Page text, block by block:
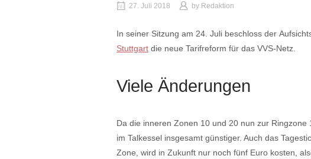
27. Juli 2018 by Redaktion
In seiner Sitzung am 24. Juli beschloss der
Stuttgart die neue Tarifreform für das VVS-Netz.
Viele Änderungen
Da die inneren Zonen 10 und 20 nun zur
im Talkessel insgesamt günstiger. Auch das
Zone, wird in Zukunft nur noch fünf Euro kosten,